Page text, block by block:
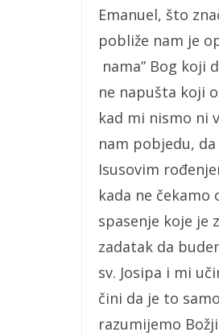
Emanuel, što
pobliže nam je
nama” Bog koji
ne napušta koji
kad mi nismo ni
nam pobjedu,
Isusovim
kada ne
spasenje koje je
zadatak da
sv. Josipa i mi
čini da je to
razumijemo